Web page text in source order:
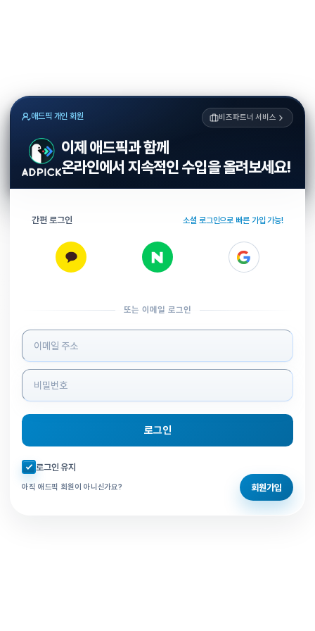
애드픽 개인 회원 비즈파트너 서비스
이제 애드픽과 함께
온라인에서 지속적인 수입을 올려보세요!
간편 로그인 소셜 로그인으로 빠른 가입 가능!
또는 이메일 로그인
로그인 정보 입력
로그인
자동로그인 체크
로그인 유지
아직 애드픽 회원이 아니신가요? 회원가입